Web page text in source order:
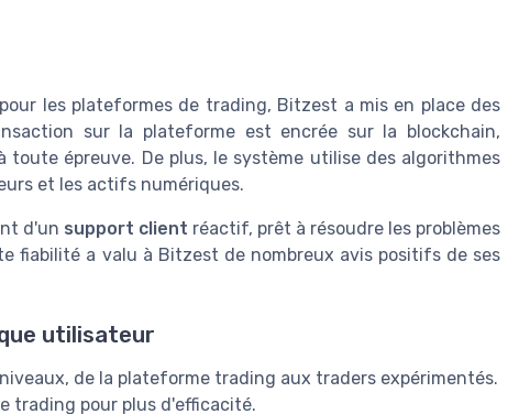
les plateformes de trading, Bitzest a mis en place des
sur la plateforme est encrée sur la blockchain,
épreuve. De plus, le système utilise des algorithmes
et les actifs numériques.
d'un support client réactif, prêt à résoudre les problèmes
fiabilité a valu à Bitzest de nombreux avis positifs de ses
utilisateur
de la plateforme trading aux traders expérimentés.
trading pour plus d'efficacité.